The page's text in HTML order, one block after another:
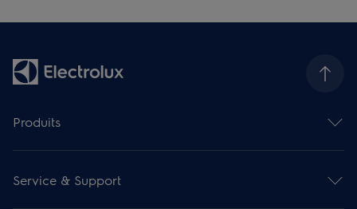
Produits
Hottes de cuisine
Cuisinières
Taques de cuisson
Service & Support